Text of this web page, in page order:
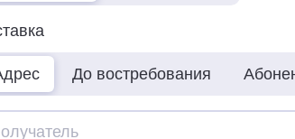
До востребования